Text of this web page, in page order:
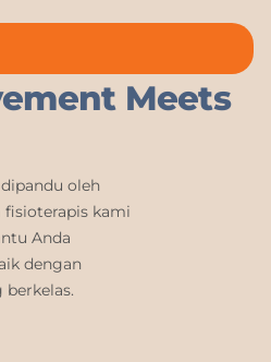
Meets
oleh
fisioterapis kami
Anda
dengan